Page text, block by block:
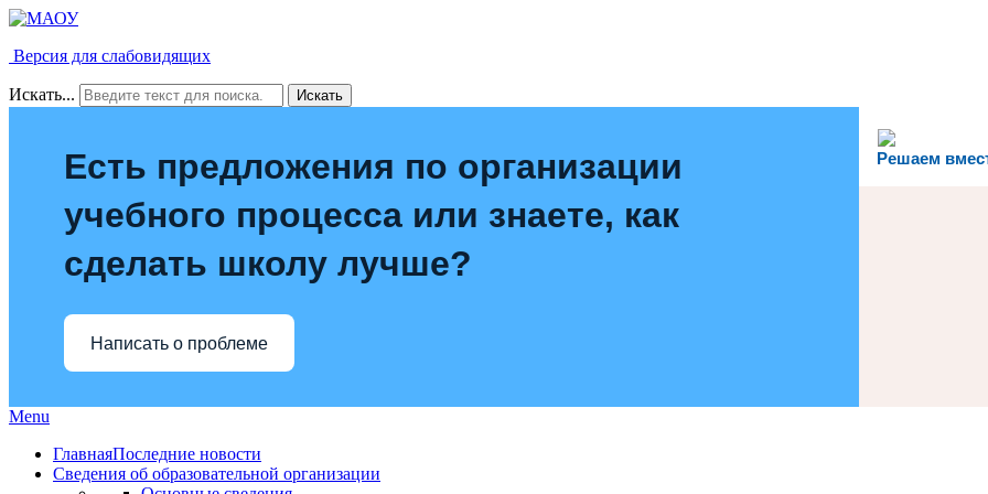
Версия для слабовидящих
Искать... Искать
Решаем
Есть предложения по организации
учебного процесса или знаете, как
сделать школу лучше?
Написать о проблеме
Menu
ГлавнаяПоследние новости
Сведения об образовательной организации